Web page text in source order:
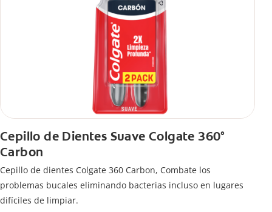
Cepillo de Dientes Suave Colgate 360°
Carbon
Cepillo de dientes Colgate 360 ​​Carbon, Combate los
problemas bucales eliminando bacterias incluso en lugares
difíciles de limpiar.